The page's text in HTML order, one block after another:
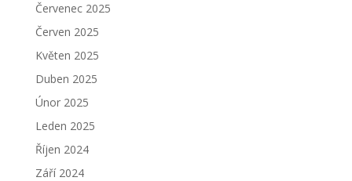
Červenec 2025
Červen 2025
Květen 2025
Duben 2025
Únor 2025
Leden 2025
Říjen 2024
Září 2024